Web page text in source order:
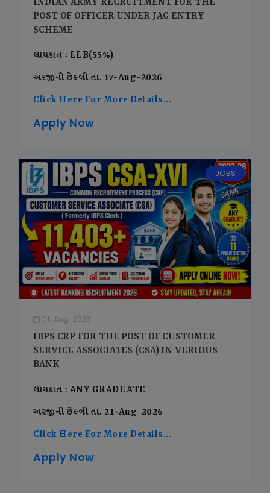
INDIAN ARMY RECRUITMENT FOR THE
POST OF OFFICER UNDER JAG ENTRY
SCHEME
લાયકાત : LLB(55%)
અરજીની છેલ્લી તા. 17-Aug-2026
Click Here For More Details...
Apply Now
JOBS
01-Aug-2026
IBPS CRP FOR THE POST OF CUSTOMER
SERVICE ASSOCIATES (CSA) IN VERIOUS
BANK
લાયકાત : ANY GRADUATE
અરજીની છેલ્લી તા. 21-Aug-2026
Click Here For More Details...
Apply Now